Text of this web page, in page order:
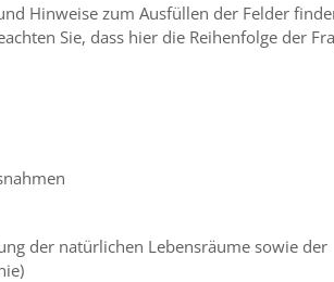
Hinweise zum Ausfüllen der Felder
Sie, dass hier die Reihenfolge der
der natürlichen Lebensräume sowie der